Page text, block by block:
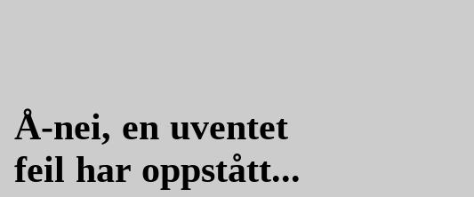
Å-nei, en uventet
feil har oppstått...